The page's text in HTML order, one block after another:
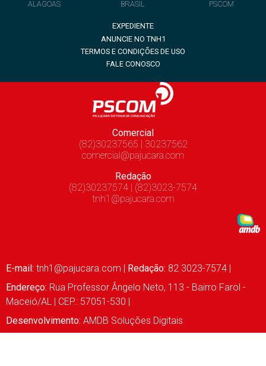
ALAGOAS
BRASIL
PSCOM
EXPEDIENTE
ANUNCIE NO TNH1
TERMOS E CONDIÇÕES DE USO
FALE CONOSCO
Comercial
(82)30237565 | 30237562
comercial@pajucara.com
Redação
(82)30237574 | (82)3023-7574
tnh1@pajucara.com
E-mail: tnh1@pajucara.com Redação: 82 3023-7574 |
Endereço: Rua Professor Ângelo Neto, 113 - Bairro Farol -
Maceió/AL | CEP.: 57051-530 |
Desenvolvimento: AMDB Soluções Digitais